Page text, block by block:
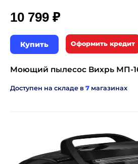
10 799 ₽
Купить Оформить кредит
Моющий пылесос Вихрь МП-
Доступен на складе в 7 магазинах